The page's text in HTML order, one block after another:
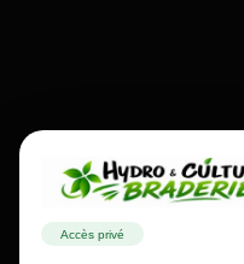
Accès privé